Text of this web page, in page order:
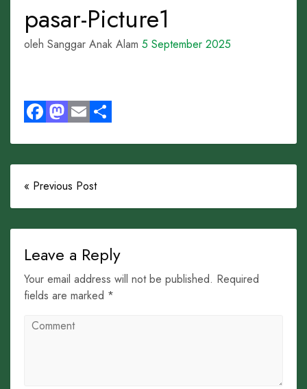
pasar-Picture1
oleh Sanggar Anak Alam 5 September 2025
« Previous Post
Leave a Reply
Your email address will not be published. Required
fields are marked *